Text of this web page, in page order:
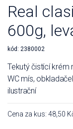
Real
600g,
kód: 2380002
Tekutý čistící krém
WC mís,
ilustrační
Cena za kus: 48,50